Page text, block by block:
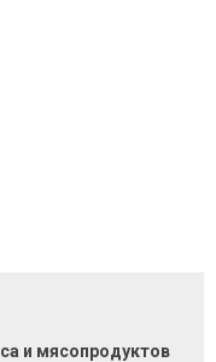
и мясопродуктов